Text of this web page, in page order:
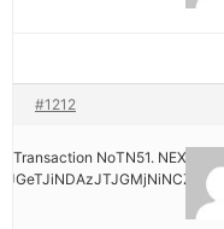
#1212
Transaction NoTN51. NEXT